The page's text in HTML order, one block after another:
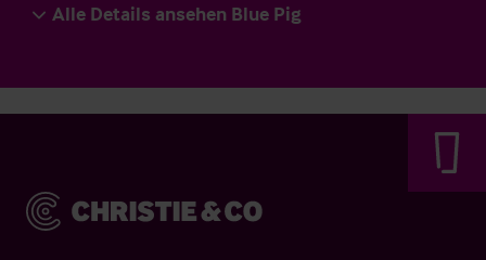
Alle Details ansehen Blue Pig